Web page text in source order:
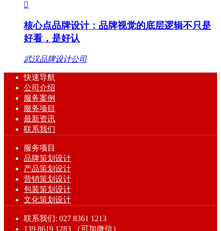

核心点品牌设计：品牌视觉的底层逻辑不只是
好看，是好认
武汉品牌设计公司
快速导航
公司介绍
服务案例
服务项目
最新资讯
联系我们
服务项目
品牌策划设计
产品策划设计
营销策划设计
包装策划设计
文化策划设计
联系我们: 027 8361 1213
139 8619 1283 （可加微信）